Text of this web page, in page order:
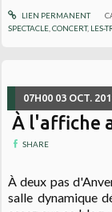
LIEN PERMANENT
SPECTACLE ,CONCERT, LES-
07H00 03 OCT.
À l'affiche
SHARE
À deux pas
salle dynamique